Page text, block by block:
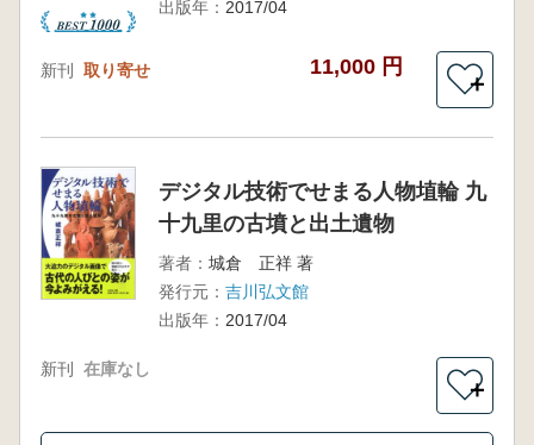
出版年： 2017/04
新刊 取り寄せ 11,000 円
＋
デジタル技術でせまる人物埴輪 九
十九里の古墳と出土遺物
著者： 城倉 正祥 著
発行元： 吉川弘文館
出版年： 2017/04
新刊 在庫なし
＋